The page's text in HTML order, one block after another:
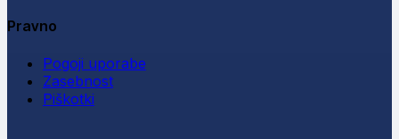
Pravno
Pogoji uporabe
Zasebnost
Piškotki